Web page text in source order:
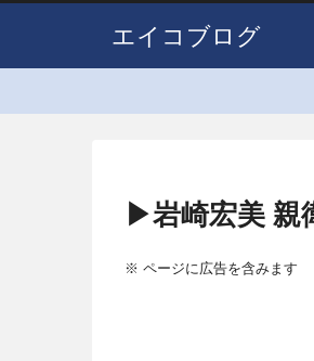
エイコブログ
▶岩崎宏美 親
※ ページに広告を含みます